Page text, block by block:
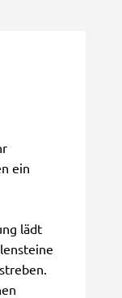
ein
lädt